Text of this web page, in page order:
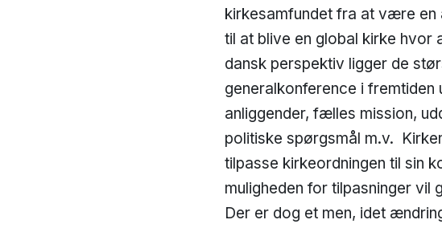
kirkesamfundet fra at være en
til at blive en global kirke hvor
dansk perspektiv ligger de
generalkonference i
anliggender, fælles mission,
politiske spørgsmål m.v.
tilpasse kirkeordningen til sin
muligheden for tilpasninger vil
Der er dog et men, idet